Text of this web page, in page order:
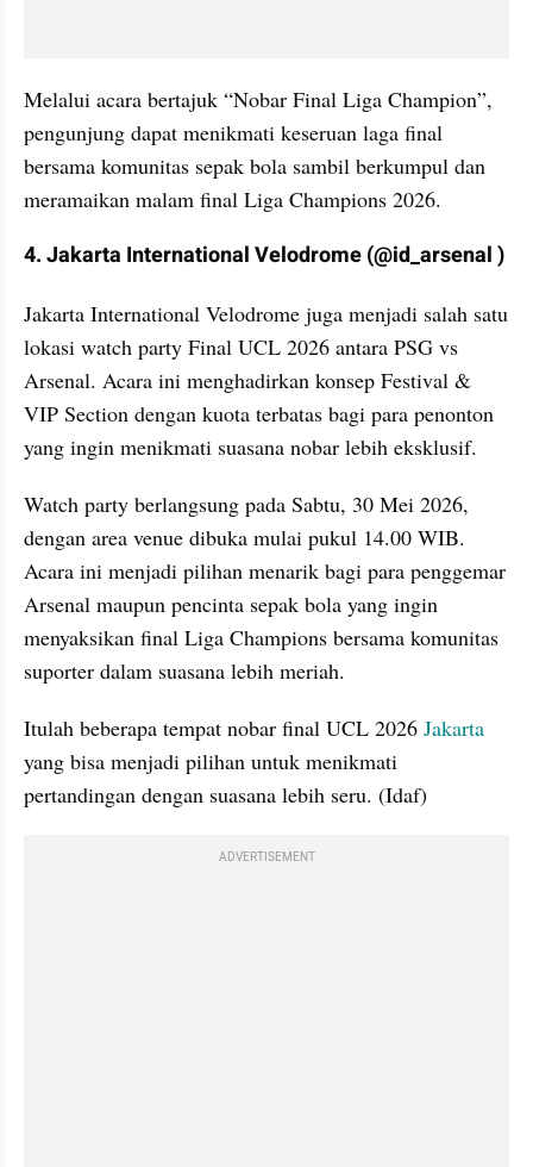
Melalui acara bertajuk “Nobar Final Liga Champion”,
pengunjung dapat menikmati keseruan laga final
bersama komunitas sepak bola sambil berkumpul dan
meramaikan malam final Liga Champions 2026.
4. Jakarta International Velodrome (@id_arsenal )
Jakarta International Velodrome juga menjadi salah satu
lokasi watch party Final UCL 2026 antara PSG vs
Arsenal. Acara ini menghadirkan konsep Festival &
VIP Section dengan kuota terbatas bagi para penonton
yang ingin menikmati suasana nobar lebih eksklusif.
Watch party berlangsung pada Sabtu, 30 Mei 2026,
dengan area venue dibuka mulai pukul 14.00 WIB.
Acara ini menjadi pilihan menarik bagi para penggemar
Arsenal maupun pencinta sepak bola yang ingin
menyaksikan final Liga Champions bersama komunitas
suporter dalam suasana lebih meriah.
Itulah beberapa tempat nobar final UCL 2026 Jakarta
yang bisa menjadi pilihan untuk menikmati
pertandingan dengan suasana lebih seru. (Idaf)
ADVERTISEMENT